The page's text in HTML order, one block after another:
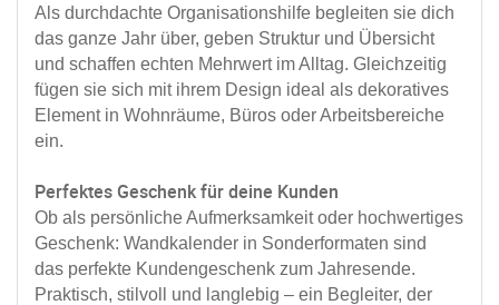
Als durchdachte Organisationshilfe begleiten sie dich
das ganze Jahr über, geben Struktur und Übersicht
und schaffen echten Mehrwert im Alltag. Gleichzeitig
fügen sie sich mit ihrem Design ideal als dekoratives
Element in Wohnräume, Büros oder Arbeitsbereiche
ein.
Perfektes Geschenk für deine Kunden
Ob als persönliche Aufmerksamkeit oder hochwertiges
Geschenk: Wandkalender in Sonderformaten sind
das perfekte Kundengeschenk zum Jahresende.
Praktisch, stilvoll und langlebig – ein Begleiter, der